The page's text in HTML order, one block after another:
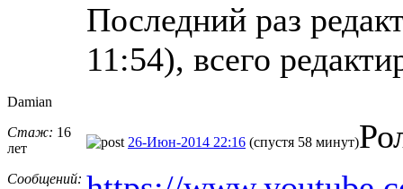
Последний раз
11:54), всего
Damian
Стаж: 16
лет
Сообщений:
26-Июн-2014 22:16 (спустя 58 минут)